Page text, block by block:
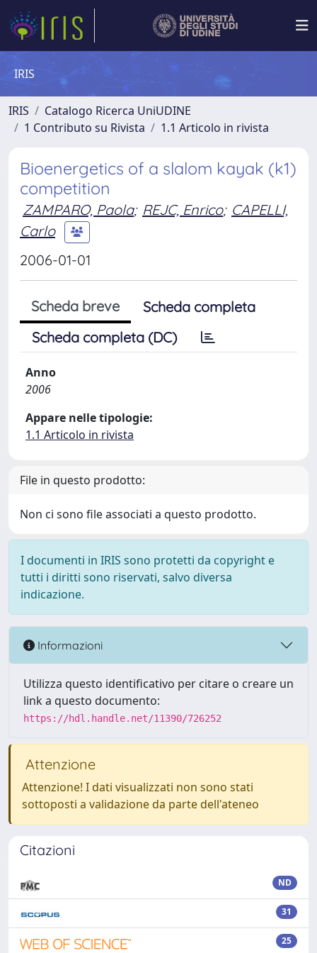
IRIS
IRIS
Catalogo Ricerca UniUDINE
1 Contributo su Rivista
1.1 Articolo in rivista
Bioenergetics of a slalom kayak (k1)
competition
ZAMPARO, Paola; REJC, Enrico; CAPELLI,
Carlo
2006-01-01
Scheda breve
Scheda completa
Scheda completa (DC)
Anno
2006
Appare nelle tipologie:
1.1 Articolo in rivista
File in questo prodotto:
Non ci sono file associati a questo prodotto.
I documenti in IRIS sono protetti da copyright e
tutti i diritti sono riservati, salvo diversa
indicazione.
Informazioni
Utilizza questo identificativo per citare o creare un
link a questo documento:
https://hdl.handle.net/11390/726252
Attenzione
Attenzione! I dati visualizzati non sono stati
sottoposti a validazione da parte dell'ateneo
Citazioni
ND
31
25